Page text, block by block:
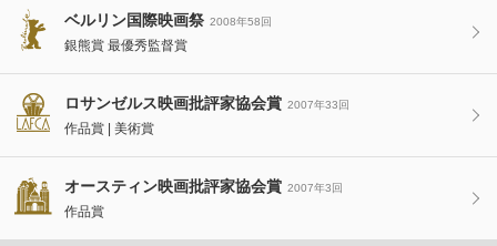
ベルリン国際映画祭 2008年58回
銀熊賞 最優秀監督賞
ロサンゼルス映画批評家協会賞 2007年33回
作品賞 美術賞
オースティン映画批評家協会賞 2007年3回
作品賞